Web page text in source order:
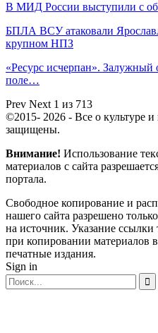
В МИД России выступили с
БПЛА ВСУ атаковали
крупном НПЗ
«Ресурс исчерпан».
поле…
Prev Next 1 из 713
©2015- 2026 - Все о культуре и
защищены.
Внимание! Использование
материалов с сайта
портала.
Свободное копирование и
нашего сайта разрешено
на источник. Указание ссылки
при копировании материалов
печатные издания.
Sign in